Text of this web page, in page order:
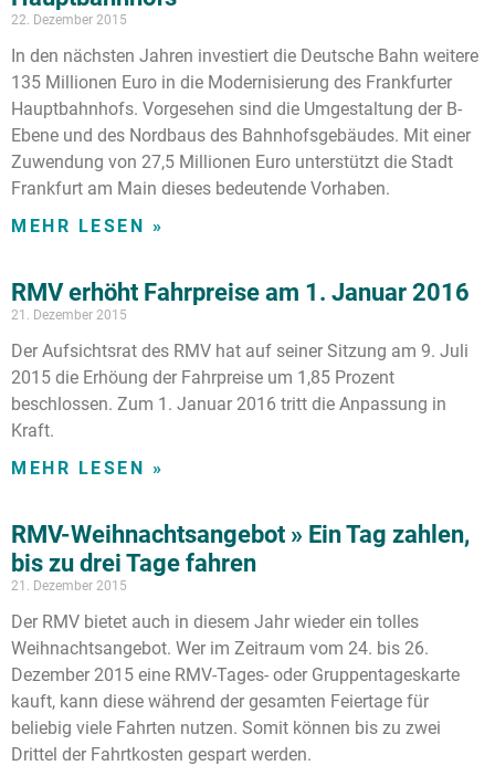
22. Dezember 2015
In den nächsten Jahren investiert die Deutsche Bahn weitere
135 Millionen Euro in die Modernisierung des Frankfurter
Hauptbahnhofs. Vorgesehen sind die Umgestaltung der B-
Ebene und des Nordbaus des Bahnhofsgebäudes. Mit einer
Zuwendung von 27,5 Millionen Euro unterstützt die Stadt
Frankfurt am Main dieses bedeutende Vorhaben.
MEHR LESEN »
RMV erhöht Fahrpreise am 1. Januar 2016
21. Dezember 2015
Der Aufsichtsrat des RMV hat auf seiner Sitzung am 9. Juli
2015 die Erhöung der Fahrpreise um 1,85 Prozent
beschlossen. Zum 1. Januar 2016 tritt die Anpassung in
Kraft.
MEHR LESEN »
RMV-Weihnachtsangebot » Ein Tag zahlen,
bis zu drei Tage fahren
21. Dezember 2015
Der RMV bietet auch in diesem Jahr wieder ein tolles
Weihnachtsangebot. Wer im Zeitraum vom 24. bis 26.
Dezember 2015 eine RMV-Tages- oder Gruppentageskarte
kauft, kann diese während der gesamten Feiertage für
beliebig viele Fahrten nutzen. Somit können bis zu zwei
Drittel der Fahrtkosten gespart werden.